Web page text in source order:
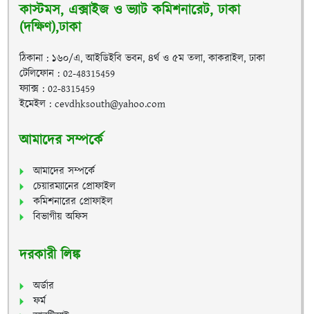
কাস্টমস, এক্সাইজ ও ভ্যাট কমিশনারেট, ঢাকা
(দক্ষিণ),ঢাকা
ঠিকানা : ১৬০/এ, আইডিইবি ভবন, ৪র্থ ও ৫ম তলা, কাকরাইল, ঢাকা
টেলিফোন : 02-48315459
ফ্যাক্স : 02-8315459
ইমেইল : cevdhksouth@yahoo.com
আমাদের সম্পর্কে
আমাদের সম্পর্কে
চেয়ারম্যানের প্রোফাইল
কমিশনারের প্রোফাইল
বিভাগীয় অফিস
দরকারী লিঙ্ক
অর্ডার
ফর্ম